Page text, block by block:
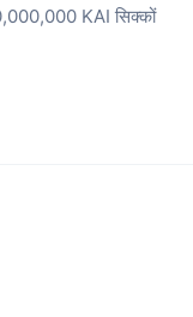
KAI सिक्कों